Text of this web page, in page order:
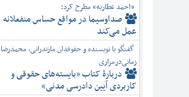
«احمد عطاریه» مطرح کرد:
صداوسیما در مواقع حساس منفعلانه
عمل می‌کند
گفتگو با نویسنده و حقوقدان مازندرانی، محمدرضا
زمانی‌درمزاری
دربارۀ کتاب ”بایسته‌های حقوقی و
کاربردی آیین دادرسی مدنی»